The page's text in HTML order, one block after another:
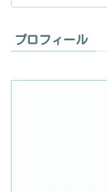
プロフィール